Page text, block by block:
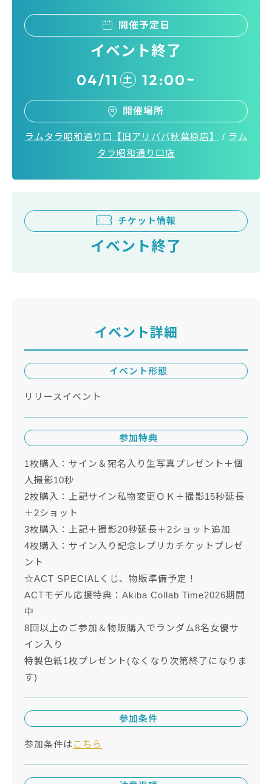
開催予定日
イベント終了
04/11 土 12:00~
開催場所
ラムタラ昭和通り口【旧アリババ秋葉原店】 / ラム
タラ昭和通り口店
チケット情報
イベント終了
イベント詳細
イベント形態
リリースイベント
参加特典
1枚購入：サイン＆宛名入り生写真プレゼント＋個
人撮影10秒
2枚購入：上記サイン私物変更ＯＫ＋撮影15秒延長
＋2ショット
3枚購入：上記＋撮影20秒延長＋2ショット追加
4枚購入：サイン入り記念レプリカチケットプレゼ
ント
☆ACT SPECIALくじ、物販準備予定！
ACTモデル応援特典：Akiba Collab Time2026期間
中
8回以上のご参加＆物販購入でランダム8名女優サ
イン入り
特製色紙1枚プレゼント(なくなり次第終了になりま
す)
参加条件
参加条件は こちら